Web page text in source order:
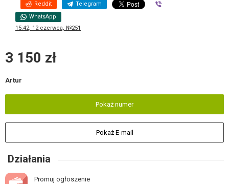
Reddit Telegram
WhatsApp
15:42, 12 czerwca, №251
3 150 zł
Artur
Pokaż numer
Pokaż E-mail
Działania
Promuj ogłoszenie